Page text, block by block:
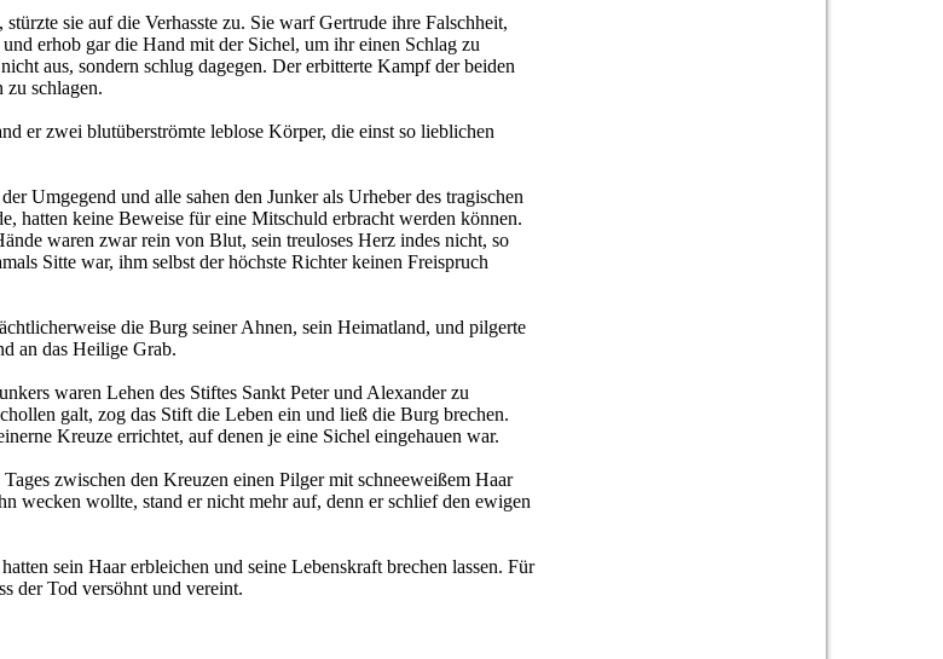
sie auf die Verhasste zu. Sie warf Gertrude ihre Falschheit,
erhob gar die Hand mit der Sichel, um ihr einen Schlag zu
aus, sondern schlug dagegen. Der erbitterte Kampf der beiden
zu schlagen.
er zwei blutüberströmte leblose Körper, die einst so lieblichen
Umgegend und alle sahen den Junker als Urheber des tragischen
hatten keine Beweise für eine Mitschuld erbracht werden können.
waren zwar rein von Blut, sein treuloses Herz indes nicht, so
Sitte war, ihm selbst der höchste Richter keinen Freispruch
die Burg seiner Ahnen, sein Heimatland, und pilgerte
an das Heilige Grab.
waren Lehen des Stiftes Sankt Peter und Alexander zu
galt, zog das Stift die Leben ein und ließ die Burg brechen.
Kreuze errichtet, auf denen je eine Sichel eingehauen war.
zwischen den Kreuzen einen Pilger mit schneeweißem Haar
wecken wollte, stand er nicht mehr auf, denn er schlief den ewigen
sein Haar erbleichen und seine Lebenskraft brechen lassen. Für
der Tod versöhnt und vereint.